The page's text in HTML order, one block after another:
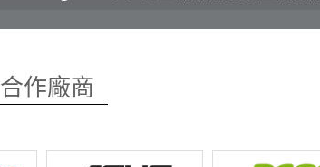
合作廠商